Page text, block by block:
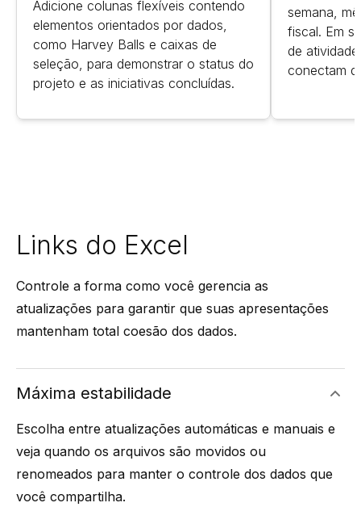
Adicione colunas flexíveis contendo
elementos orientados por dados,
como Harvey Balls e caixas de
seleção, para demonstrar o status do
projeto e as iniciativas concluídas.
semana,
fiscal. Em
de
conectam
Links do Excel
Controle a forma como você gerencia as
atualizações para garantir que suas apresentações
mantenham total coesão dos dados.
Máxima estabilidade
Escolha entre atualizações automáticas e manuais e
veja quando os arquivos são movidos ou
renomeados para manter o controle dos dados que
você compartilha.